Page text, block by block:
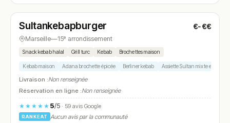
N° 26
Sultankebapburger €-€€
Marseille—15ᵉ arrondissement
Snack kebab halal Grill turc Kebab Brochettes maison
Kebab maison Adana brochette épicée Berliner kebab Assiette Sultan mixte ezme
Livraison :Non renseignée
Réservation en ligne :Non renseignée
★★★★★ 5/5· 59 avis Google
RANKEAT
Aucun avis par la communauté